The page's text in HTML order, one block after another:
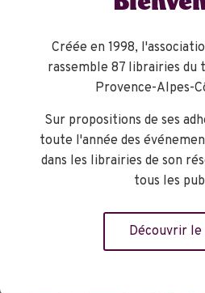
TOURNÉES GÉNÉRALES
Créée en 1998,
rassemble 87 librairies
Provence-Alpes-
Sur propositions de ses
toute l'année des
dans les librairies de son
tous les
Découvrir